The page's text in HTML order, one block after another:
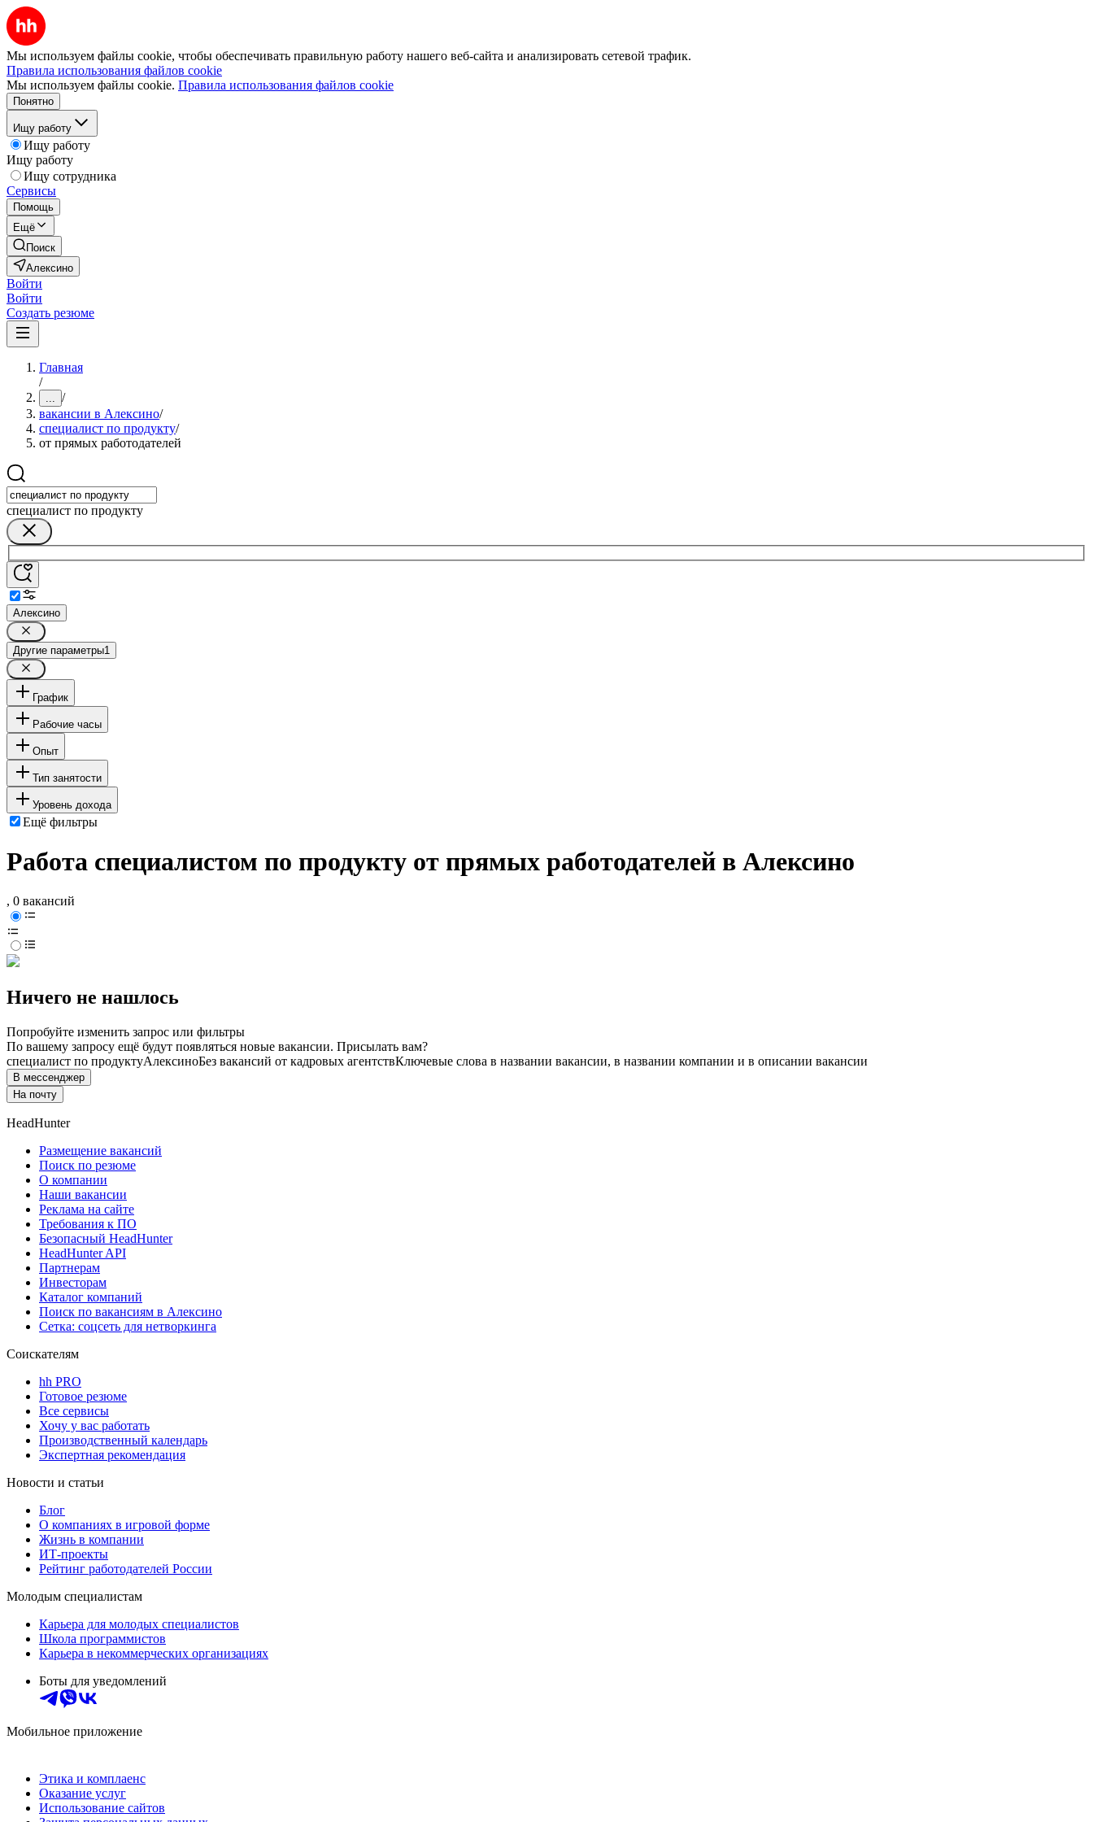
Мы используем файлы cookie, чтобы обеспечивать правильную работу нашего веб-сайта и анализировать сетевой трафик.
Правила использования файлов cookie
Мы используем файлы cookie. Правила использования файлов cookie
Понятно
Ищу работу
Ищу работу
Ищу работу
Ищу сотрудника
Сервисы
Помощь
Ещё
Поиск
Алексино
Войти
Войти
Создать резюме
Главная
/
... /
вакансии в Алексино/
специалист по продукту/
от прямых работодателей
специалист по продукту
Алексино
Другие параметры1
График
Рабочие часы
Опыт
Тип занятости
Уровень дохода
Ещё фильтры
Работа специалистом по продукту от прямых работодателей в Алексино
, 0 вакансий
Ничего не нашлось
Попробуйте изменить запрос или фильтры
По вашему запросу ещё будут появляться новые вакансии. Присылать вам?
специалист по продуктуАлексиноБез вакансий от кадровых агентствКлючевые слова в названии вакансии, в названии компании и в описании вакансии
В мессенджер
На почту
HeadHunter
Размещение вакансий
Поиск по резюме
О компании
Наши вакансии
Реклама на сайте
Требования к ПО
Безопасный HeadHunter
HeadHunter API
Партнерам
Инвесторам
Каталог компаний
Поиск по вакансиям в Алексино
Сетка: соцсеть для нетворкинга
Соискателям
hh PRO
Готовое резюме
Все сервисы
Хочу у вас работать
Производственный календарь
Экспертная рекомендация
Новости и статьи
Блог
О компаниях в игровой форме
Жизнь в компании
ИТ-проекты
Рейтинг работодателей России
Молодым специалистам
Карьера для молодых специалистов
Школа программистов
Карьера в некоммерческих организациях
Боты для уведомлений
Мобильное приложение
Этика и комплаенс
Оказание услуг
Использование сайтов